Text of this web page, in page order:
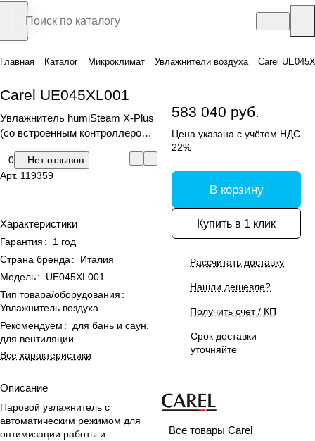
Главная Каталог Микроклимат Увлажнители воздуха Carel
Carel UE045XL001
Увлажнитель humiSteam X-Plus
(со встроенным контроллером и
0
Нет отзывов
Арт. 119359
Характеристики
Гарантия :
1 год
Страна бренда :
Италия
Модель:
UE045XL001
Тип товара/оборудования :
Увлажнитель воздуха
Рекомендуем :
для бань и саун,
для вентиляции
Все характеристики
Описание
Паровой увлажнитель с
автоматическим режимом для
оптимизации работы и
583 040 руб.
Цена указана с учётом НДС
22%
В корзину
Купить в 1 клик
Рассчитать доставку
Нашли дешевле?
Получить счет / КП
Срок доставки
уточняйте
Все товары Carel